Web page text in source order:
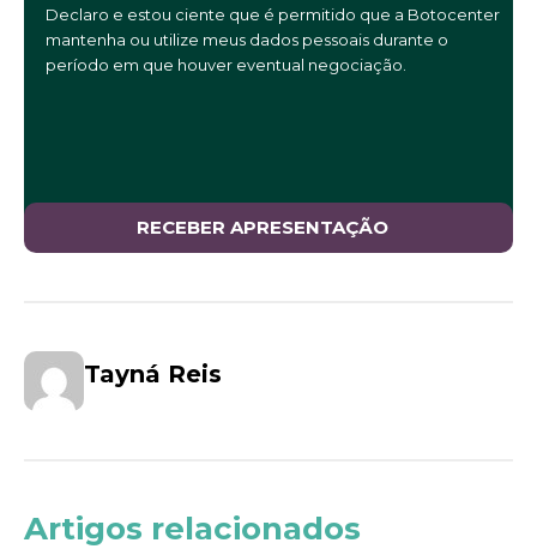
Declaro e estou ciente que é permitido que a Botocenter
mantenha ou utilize meus dados pessoais durante o
período em que houver eventual negociação.
Tayná Reis
Artigos relacionados